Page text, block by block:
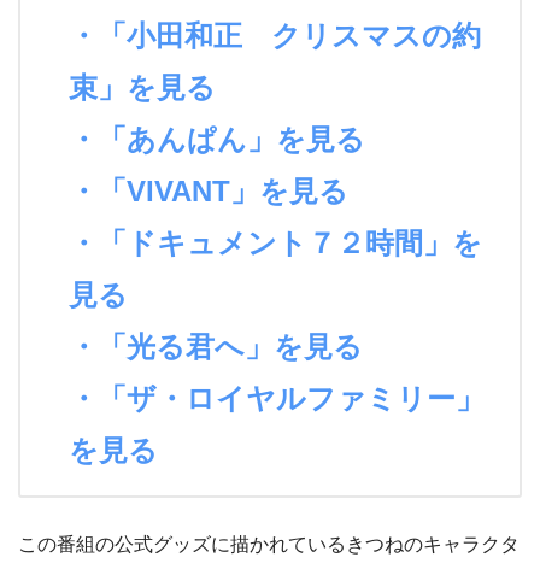
・「小田和正 クリスマスの約
束」を見る
・「あんぱん」を見る
・「VIVANT」を見る
・「ドキュメント７２時間」を
見る
・「光る君へ」を見る
・「ザ・ロイヤルファミリー」
を見る
この番組の公式グッズに描かれているきつねのキャラクタ